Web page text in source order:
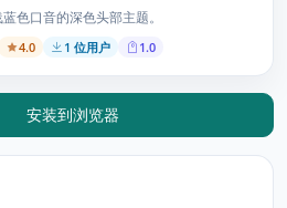
色口音的深色头部主题。
4.0 1 位用户 1.0
安装到浏览器